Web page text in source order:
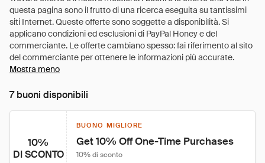
Mostra meno
7 buoni disponibili
10%
DI SCONTO
BUONO MIGLIORE
Get 10% Off One-Time Purchases
10% di sconto